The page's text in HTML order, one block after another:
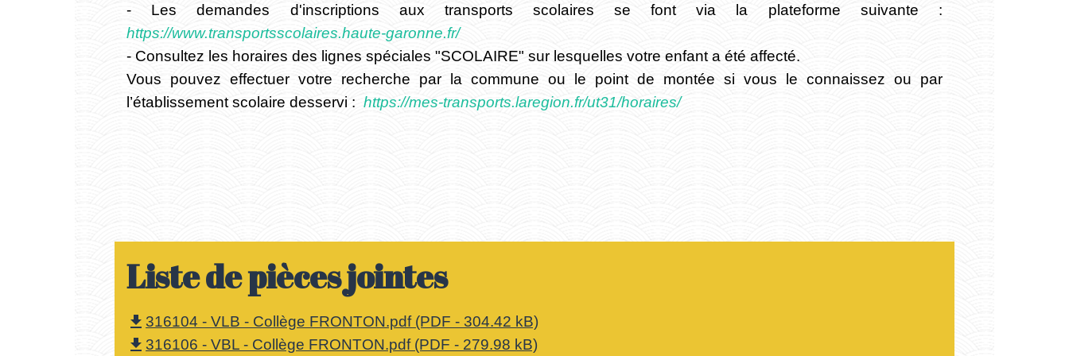
- Les demandes d'inscriptions aux transports scolaires se font via la plateforme suivante :
https://www.transportsscolaires.haute-garonne.fr/
- Consultez les horaires des lignes spéciales "SCOLAIRE" sur lesquelles votre enfant a été affecté.
Vous pouvez effectuer votre recherche par la commune ou le point de montée si vous le connaissez ou par
l’établissement scolaire desservi : https://mes-transports.laregion.fr/ut31/horaires/
Liste de pièces jointes
file_download 316104 - VLB - Collège FRONTON.pdf (PDF - 304.42 kB)
file_download 316106 - VBL - Collège FRONTON.pdf (PDF - 279.98 kB)